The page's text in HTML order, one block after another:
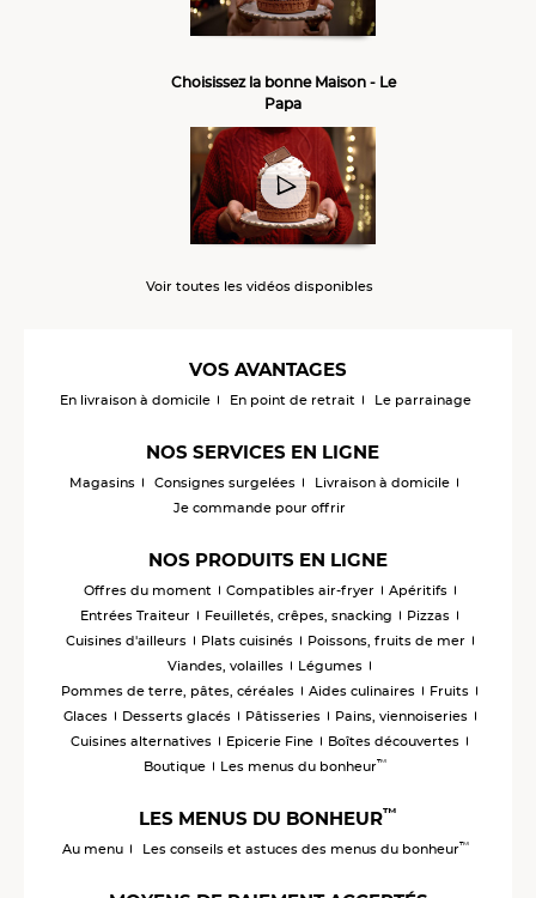
Choisissez la bonne Maison - Le
Papa
Voir toutes les vidéos disponibles
VOS AVANTAGES
En livraison à domicile En point de retrait Le parrainage
NOS SERVICES EN LIGNE
Magasins Consignes surgelées
Livraison à domicile
Je commande pour offrir
NOS PRODUITS EN LIGNE
Offres du moment Compatibles air-fryer
Apéritifs
Entrées Traiteur
Feuilletés, crêpes, snacking
Pizzas
Cuisines d'ailleurs
Plats cuisinés
Poissons, fruits de mer
Viandes, volailles
Légumes
Pommes de terre, pâtes, céréales
Aides culinaires
Fruits
Glaces
Desserts glacés Pâtisseries
Pains, viennoiseries
Cuisines alternatives
Epicerie Fine
Boîtes découvertes
Boutique
Les menus du bonheur™
LES MENUS DU BONHEUR™
Au menu Les conseils et astuces des menus du bonheur™